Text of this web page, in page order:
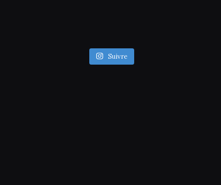
Suivre